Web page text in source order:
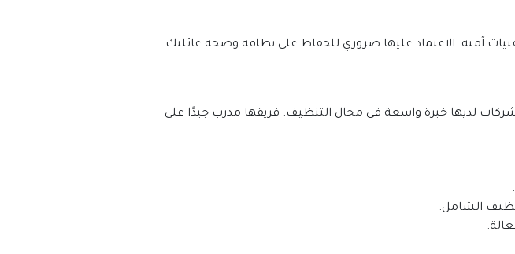
آمنة. الاعتماد عليها ضروري للحفاظ على نظافة وصحة عائلتك
الشامل.